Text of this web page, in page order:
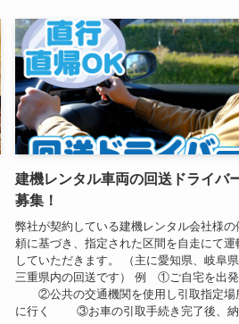
建機レンタル車両の回送ドライバ
募集！
弊社が契約している建機レンタル会社様の
頼に基づき、指定された区間を自走にて運
していただきます。 （主に愛知県、岐阜県
三重県内の回送です） 例 ①ご自宅を出発
②公共の交通機関を使用し引取指定場
に行く ③お車の引取手続き完了後、納